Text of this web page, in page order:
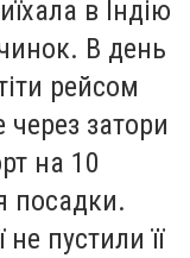
в Індію
В день
рейсом
затори
на 10
посадки.
пустили її